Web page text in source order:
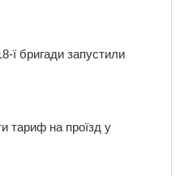
ї бригади запустили
тариф на проїзд у